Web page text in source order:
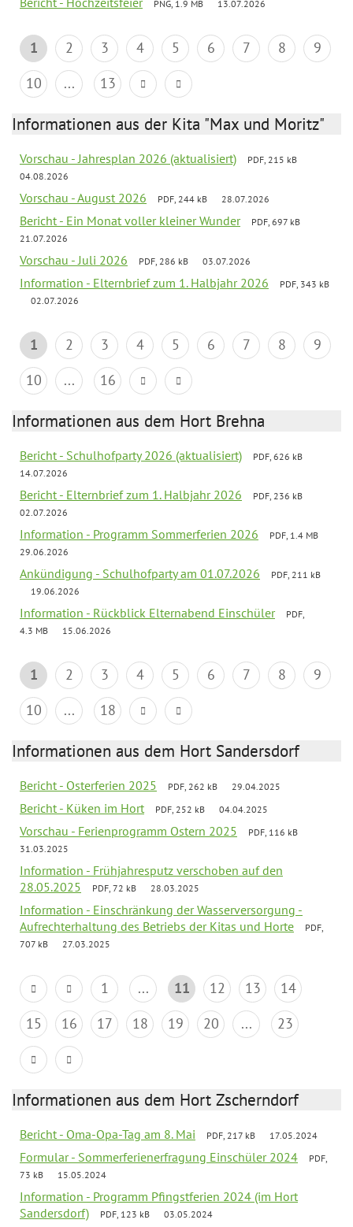
PNG, 1.9 MB 13.07.2026
1 2 3 4 5 6 7 8
9
10
... 13
Informationen aus der Kita "Max und Moritz"
Vorschau - Jahresplan 2026 (aktualisiert)
PDF, 215 kB
04.08.2026
Vorschau - August 2026 PDF, 244 kB 28.07.2026
Bericht - Ein Monat voller kleiner Wunder
PDF, 697 kB
21.07.2026
Vorschau - Juli 2026 PDF, 286 kB 03.07.2026
Information - Elternbrief zum 1. Halbjahr 2026
PDF, 343 kB
02.07.2026
1 2 3 4 5 6 7 8
9
10
... 16
Informationen aus dem Hort Brehna
Bericht - Schulhofparty 2026 (aktualisiert)
PDF, 626 kB
14.07.2026
Bericht - Elternbrief zum 1. Halbjahr 2026
PDF, 236 kB
02.07.2026
Information - Programm Sommerferien 2026
PDF, 1.4 MB
29.06.2026
Ankündigung - Schulhofparty am 01.07.2026
PDF, 211 kB
19.06.2026
Information - Rückblick Elternabend Einschüler
PDF,
4.3 MB
15.06.2026
1 2 3 4 5 6 7 8
9
10
... 18
Informationen aus dem Hort Sandersdorf
Bericht - Osterferien 2025 PDF, 262 kB 29.04.2025
Bericht - Küken im Hort PDF, 252 kB 04.04.2025
Vorschau - Ferienprogramm Ostern 2025
PDF, 116 kB
31.03.2025
Information - Frühjahresputz verschoben auf den
28.05.2025
PDF, 72 kB 28.03.2025
Information - Einschränkung der Wasserversorgung -
Aufrechterhaltung des Betriebs der Kitas und Horte
PDF,
707 kB
27.03.2025
1 ... 11 12 13
14
15
16 17 18 19 20 ... 23
Informationen aus dem Hort Zscherndorf
Bericht - Oma-Opa-Tag am 8. Mai PDF, 217 kB 17.05.2024
Formular - Sommerferienerfragung Einschüler 2024
PDF,
73 kB
15.05.2024
Information - Programm Pfingstferien 2024 (im Hort
Sandersdorf)
PDF, 123 kB 03.05.2024